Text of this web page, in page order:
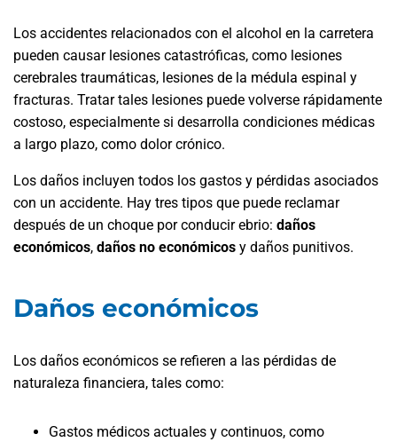
Los accidentes relacionados con el alcohol en la carretera
pueden causar lesiones catastróficas, como lesiones
cerebrales traumáticas, lesiones de la médula espinal y
fracturas. Tratar tales lesiones puede volverse rápidamente
costoso, especialmente si desarrolla condiciones médicas
a largo plazo, como dolor crónico.
Los daños incluyen todos los gastos y pérdidas asociados
con un accidente. Hay tres tipos que puede reclamar
después de un choque por conducir ebrio: daños
económicos, daños no económicos y daños punitivos.
Daños económicos
Los daños económicos se refieren a las pérdidas de
naturaleza financiera, tales como:
Gastos médicos actuales y continuos, como